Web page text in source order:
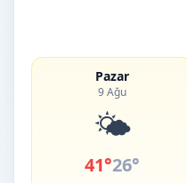
Pazar
9 Ağu
🌤️
41°26°